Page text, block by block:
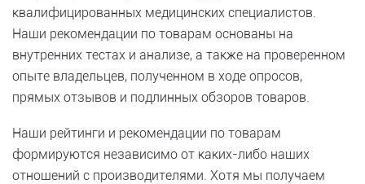
квалифицированных медицинских специалистов.
Наши рекомендации по товарам основаны на
внутренних тестах и ​​анализе, а также на проверенном
опыте владельцев, полученном в ходе опросов,
прямых отзывов и подлинных обзоров товаров.
Наши рейтинги и рекомендации по товарам
формируются независимо от каких-либо наших
отношений с производителями. Хотя мы получаем